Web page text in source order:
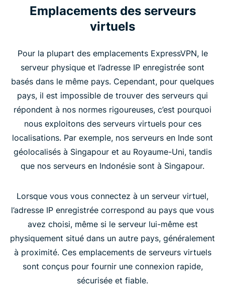
Emplacements des serveurs
virtuels
Pour la plupart des emplacements ExpressVPN, le
serveur physique et l’adresse IP enregistrée sont
basés dans le même pays. Cependant, pour quelques
pays, il est impossible de trouver des serveurs qui
répondent à nos normes rigoureuses, c’est pourquoi
nous exploitons des serveurs virtuels pour ces
localisations. Par exemple, nos serveurs en Inde sont
géolocalisés à Singapour et au Royaume-Uni, tandis
que nos serveurs en Indonésie sont à Singapour.
Lorsque vous vous connectez à un serveur virtuel,
l’adresse IP enregistrée correspond au pays que vous
avez choisi, même si le serveur lui-même est
physiquement situé dans un autre pays, généralement
à proximité. Ces emplacements de serveurs virtuels
sont conçus pour fournir une connexion rapide,
sécurisée et fiable.